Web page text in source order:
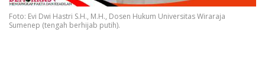
Foto: Evi Dwi Hastri S.H., M.H., Dosen Hukum Universitas Wiraraja
Sumenep (tengah berhijab putih).